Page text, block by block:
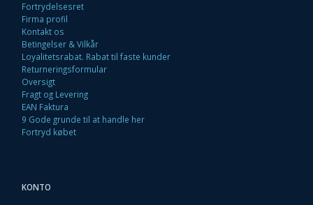
Fortrydelsesret
Firma profil
Kontakt os
Betingelser & Vilkår
Loyalitetsrabat. Rabat til faste kunder
Returneringsformular
Oversigt
Fragt og Levering
EAN Faktura
9 Gode grunde til at handle her
Fortryd købet
KONTO